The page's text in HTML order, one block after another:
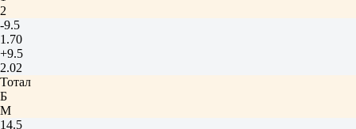
2
-9.5
1.70
+9.5
2.02
Тотал
Б
М
14.5